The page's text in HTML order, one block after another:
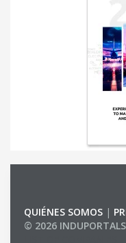
QUIÉNES SOMOS |
© 2026